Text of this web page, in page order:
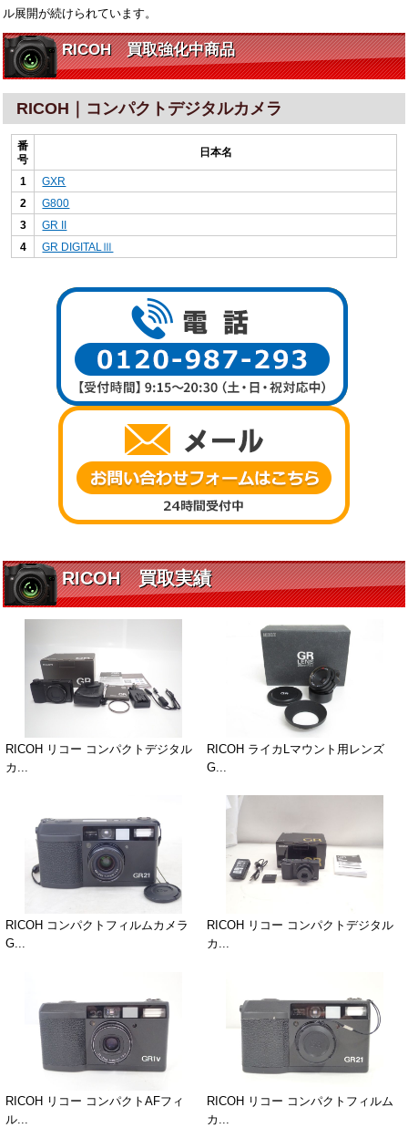
ル展開が続けられています。
RICOH 買取強化中商品
RICOH｜コンパクトデジタルカメラ
番
号
日本名
1
GXR
2
G800
3
GR II
4
GR DIGITALⅢ
RICOH 買取実績
RICOH リコー コンパクトデジタル
カ...
RICOH ライカLマウント用レンズ
G...
RICOH コンパクトフィルムカメラ
G...
RICOH リコー コンパクトデジタル
カ...
RICOH リコー コンパクトAFフィ
ル...
RICOH リコー コンパクトフィルム
カ...